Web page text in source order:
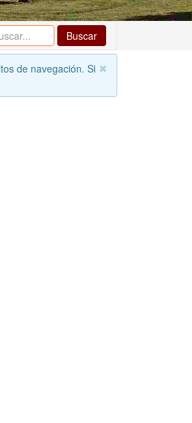
Buscar
de navegación. Si